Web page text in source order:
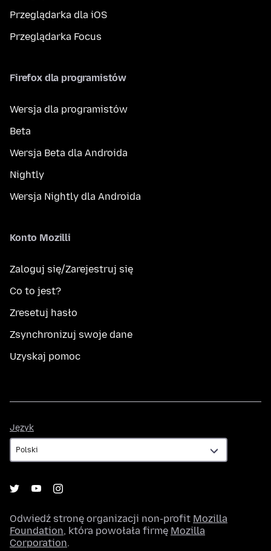
Przeglądarka dla iOS
Przeglądarka Focus
Firefox dla programistów
Wersja dla programistów
Beta
Wersja Beta dla Androida
Nightly
Wersja Nightly dla Androida
Konto Mozilli
Zaloguj się/Zarejestruj się
Co to jest?
Zresetuj hasło
Zsynchronizuj swoje dane
Uzyskaj pomoc
Język
Odwiedź stronę organizacji non-profit Mozilla
Foundation, która powołała firmę Mozilla
Corporation.